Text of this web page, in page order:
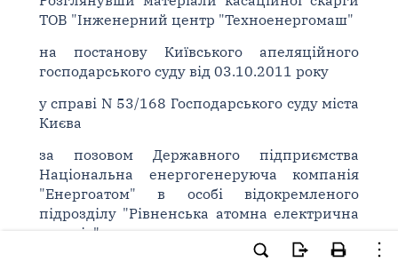
ТОВ "Інженерний центр "Техноенергомаш"
на постанову Київського апеляційного
господарського суду від 03.10.2011 року
у справі N 53/168 Господарського суду міста
Києва
за позовом Державного підприємства
Національна енергогенеруюча компанія
"Енергоатом" в особі відокремленого
підрозділу "Рівненська атомна електрична
станція"